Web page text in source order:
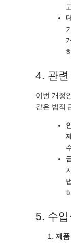
4. 관련
이번 개정
같은 법적
5. 수입
제